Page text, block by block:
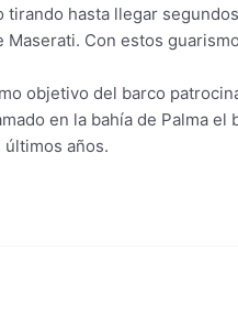
hasta llegar
Con estos
objetivo del barco
en la bahía de Palma
últimos años.